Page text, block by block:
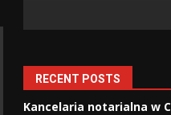
RECENT POSTS
Kancelaria notarialna w